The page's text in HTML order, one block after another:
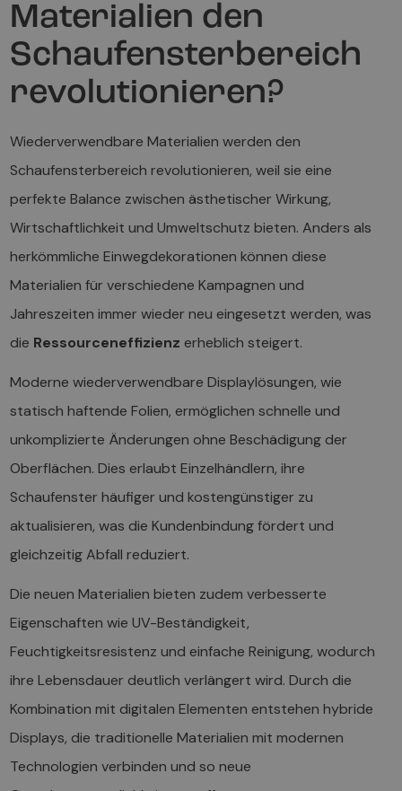
Materialien den
Schaufensterbereich
revolutionieren?
Wiederverwendbare Materialien werden den
Schaufensterbereich revolutionieren, weil sie eine
perfekte Balance zwischen ästhetischer Wirkung,
Wirtschaftlichkeit und Umweltschutz bieten. Anders als
herkömmliche Einwegdekorationen können diese
Materialien für verschiedene Kampagnen und
Jahreszeiten immer wieder neu eingesetzt werden, was
die Ressourceneffizienz erheblich steigert.
Moderne wiederverwendbare Displaylösungen, wie
statisch haftende Folien, ermöglichen schnelle und
unkomplizierte Änderungen ohne Beschädigung der
Oberflächen. Dies erlaubt Einzelhändlern, ihre
Schaufenster häufiger und kostengünstiger zu
aktualisieren, was die Kundenbindung fördert und
gleichzeitig Abfall reduziert.
Die neuen Materialien bieten zudem verbesserte
Eigenschaften wie UV-Beständigkeit,
Feuchtigkeitsresistenz und einfache Reinigung, wodurch
ihre Lebensdauer deutlich verlängert wird. Durch die
Kombination mit digitalen Elementen entstehen hybride
Displays, die traditionelle Materialien mit modernen
Technologien verbinden und so neue